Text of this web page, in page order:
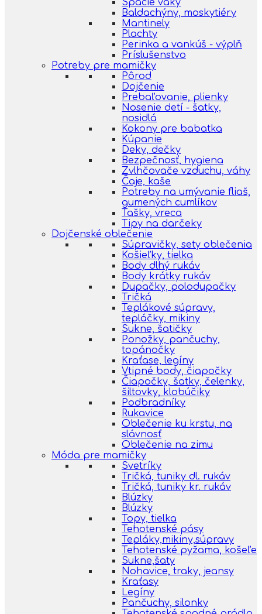
Spacie vaky
Baldachýny, moskytiéry
Mantinely
Plachty
Perinka a vankúš - výplň
Príslušenstvo
Potreby pre mamičky
Pôrod
Dojčenie
Prebaľovanie, plienky
Nosenie detí - šatky,
nosidlá
Kokony pre babatka
Kúpanie
Deky, dečky
Bezpečnosť, hygiena
Zvlhčovače vzduchu, váhy
Čaje, kaše
Potreby na umývanie fliaš,
gumených cumlíkov
Tašky, vreca
Tipy na darčeky
Dojčenské oblečenie
Súpravičky, sety oblečenia
Košieľky, tielka
Body dlhý rukáv
Body krátky rukáv
Dupačky, polodupačky
Tričká
Teplákové súpravy,
tepláčky, mikiny
Sukne, šatičky
Ponožky, pančuchy,
topánočky
Kraťase, legíny
Vtipné body, čiapočky
Čiapočky, šatky, čelenky,
šiltovky, klobúčiky
Podbradníky
Rukavice
Oblečenie ku krstu, na
slávnosť
Oblečenie na zimu
Móda pre mamičky
Svetríky
Tričká, tuniky dl. rukáv
Tričká, tuniky kr. rukáv
Blúzky
Blúzky
Topy, tielka
Tehotenské pásy
Tepláky,mikiny,súpravy
Tehotenské pyžama, košeľe
Sukne,šaty
Nohavice, traky, jeansy
Kraťasy
Legíny
Pančuchy, silonky